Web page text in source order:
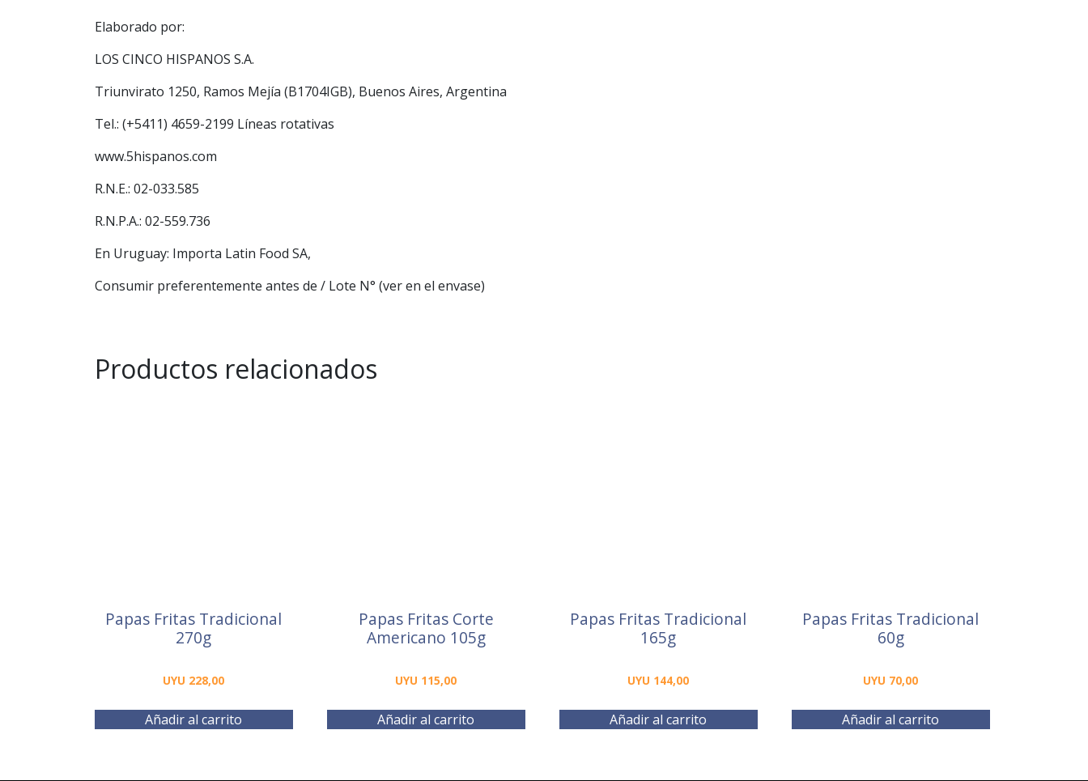
Elaborado por:
LOS CINCO HISPANOS S.A.
Triunvirato 1250, Ramos Mejía (B1704IGB), Buenos Aires, Argentina
Tel.: (+5411) 4659-2199 Líneas rotativas
www.5hispanos.com
R.N.E.: 02-033.585
R.N.P.A.: 02-559.736
En Uruguay: Importa Latin Food SA,
Consumir preferentemente antes de / Lote N° (ver en el envase)
Productos relacionados
Papas Fritas Tradicional
270g
UYU 228,00
Añadir al carrito
Papas Fritas Corte
Americano 105g
UYU 115,00
Añadir al carrito
Papas Fritas Tradicional
165g
UYU 144,00
Añadir al carrito
Papas Fritas Tradicional
60g
UYU 70,00
Añadir al carrito